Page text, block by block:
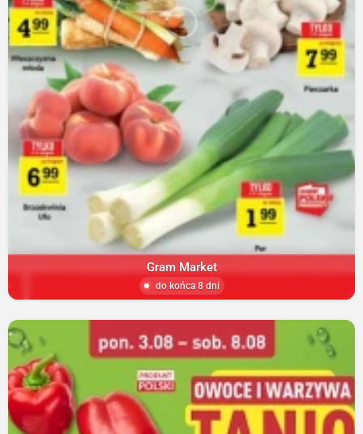
Gram Market
do końca 8 dni